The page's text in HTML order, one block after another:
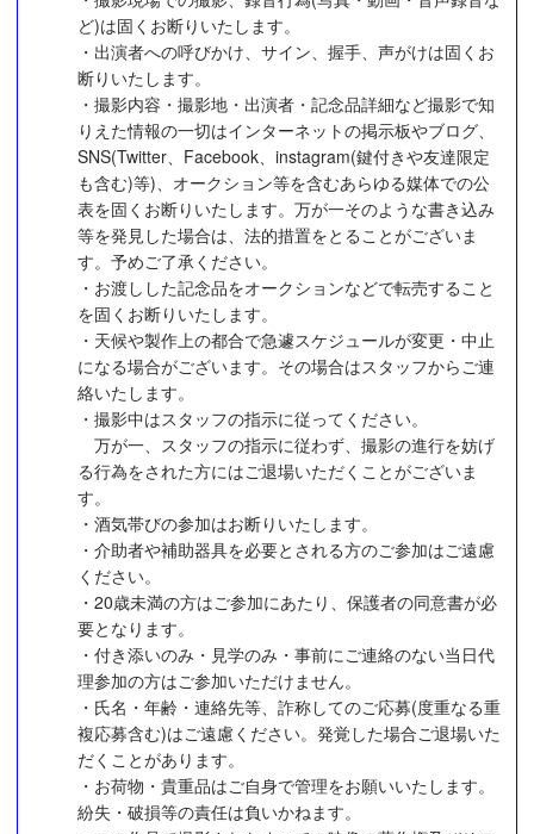
ど)は固くお断りいたします。
・出演者への呼びかけ、サイン、握手、声がけは固くお
断りいたします。
・撮影内容・撮影地・出演者・記念品詳細など撮影で知
りえた情報の一切はインターネットの掲示板やブログ、
SNS(Twitter、Facebook、instagram(鍵付きや友達限定
も含む)等)、オークション等を含むあらゆる媒体での公
表を固くお断りいたします。万が一そのような書き込み
等を発見した場合は、法的措置をとることがございま
す。予めご了承ください。
・お渡しした記念品をオークションなどで転売すること
を固くお断りいたします。
・天候や製作上の都合で急遽スケジュールが変更・中止
になる場合がございます。その場合はスタッフからご連
絡いたします。
・撮影中はスタッフの指示に従ってください。
万が一、スタッフの指示に従わず、撮影の進行を妨げ
る行為をされた方にはご退場いただくことがございま
す。
・酒気帯びの参加はお断りいたします。
・介助者や補助器具を必要とされる方のご参加はご遠慮
ください。
・20歳未満の方はご参加にあたり、保護者の同意書が必
要となります。
・付き添いのみ・見学のみ・事前にご連絡のない当日代
理参加の方はご参加いただけません。
・氏名・年齢・連絡先等、詐称してのご応募(度重なる重
複応募含む)はご遠慮ください。発覚した場合ご退場いた
だくことがあります。
・お荷物・貴重品はご自身で管理をお願いいたします。
紛失・破損等の責任は負いかねます。